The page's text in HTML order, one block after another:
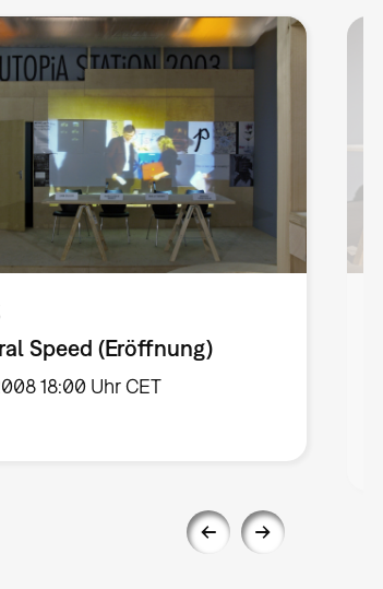
Speed (Eröffnung)
18:00 Uhr CET